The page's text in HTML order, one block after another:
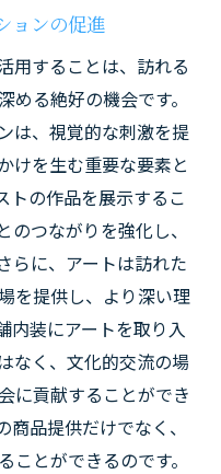
ョンの促進
用することは、訪れる
る絶好の機会です。
は、視覚的な刺激を提
けを生む重要な要素と
トの作品を展示するこ
のつながりを強化し、
らに、アートは訪れた
を提供し、より深い理
内装にアートを取り入
なく、文化的交流の場
に貢献することができ
品提供だけでなく、
とができるのです。